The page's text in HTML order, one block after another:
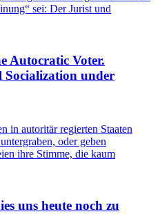
sei: Der Jurist und
Autocratic Voter.
Socialization under
in autoritär regierten Staaten
oder geben
ihre Stimme, die kaum
uns heute noch zu